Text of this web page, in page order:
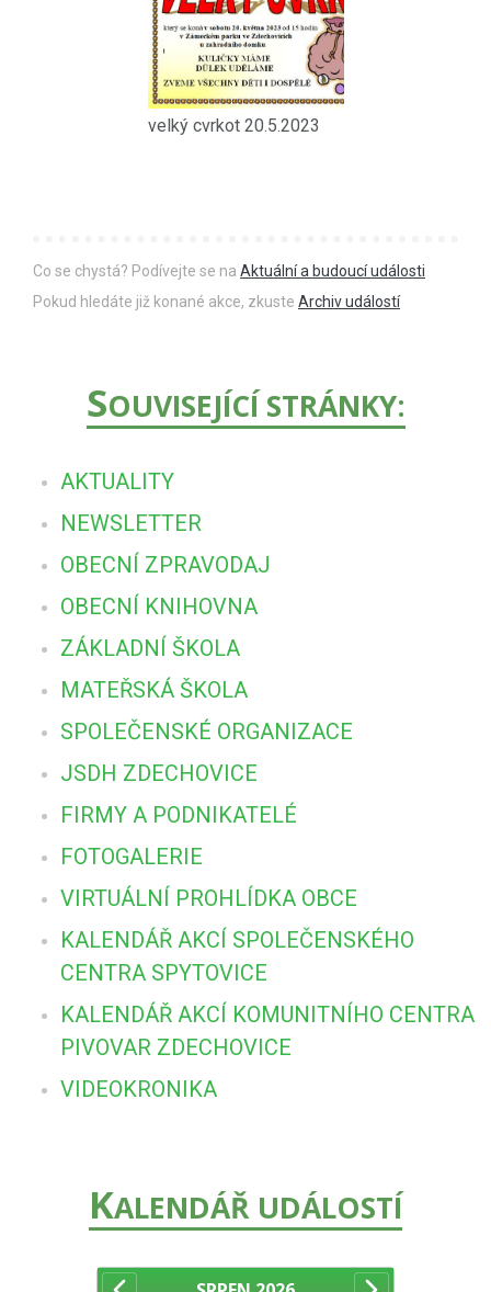
velký cvrkot 20.5.2023
Co se chystá? Podívejte se na Aktuální a budoucí události
Pokud hledáte již konané akce, zkuste Archiv událostí
SOUVISEJÍCÍ STRÁNKY:
AKTUALITY
NEWSLETTER
OBECNÍ ZPRAVODAJ
OBECNÍ KNIHOVNA
ZÁKLADNÍ ŠKOLA
MATEŘSKÁ ŠKOLA
SPOLEČENSKÉ ORGANIZACE
JSDH ZDECHOVICE
FIRMY A PODNIKATELÉ
FOTOGALERIE
VIRTUÁLNÍ PROHLÍDKA OBCE
KALENDÁŘ AKCÍ SPOLEČENSKÉHO
CENTRA SPYTOVICE
KALENDÁŘ AKCÍ KOMUNITNÍHO CENTRA
PIVOVAR ZDECHOVICE
VIDEOKRONIKA
KALENDÁŘ UDÁLOSTÍ